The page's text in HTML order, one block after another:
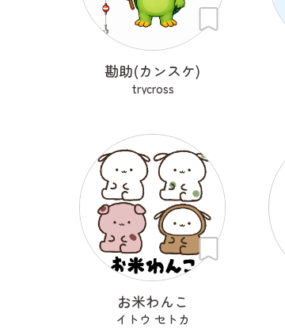
勘助(カンスケ)
trycross
お米わんこ
イトウ セトカ